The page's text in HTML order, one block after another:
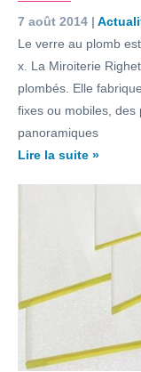
7 août 2014 |
Le verre au plomb
x. La Miroiterie
plombés. Elle
fixes ou mobiles, des
panoramiques
Lire la suite »